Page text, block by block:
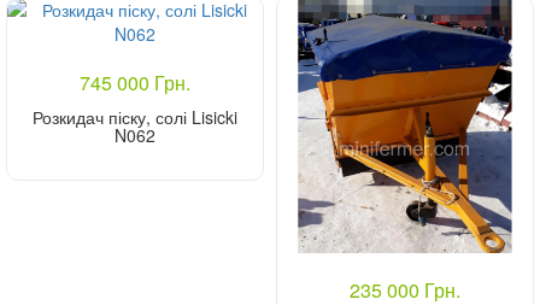
745 000 Грн.
Розкидач піску, солі Lisicki
N062
235 000 Грн.